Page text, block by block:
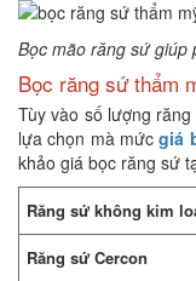
Bọc mão răng sứ giúp
Bọc răng sứ thẩm
Tùy vào số lượng
lựa chọn mà mứcgiá
khảo giá bọc răng sứ
Răng sứ không kim
Răng sứ Cercon